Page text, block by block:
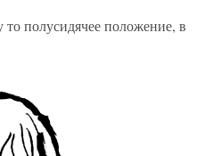
полусидячее положение, в